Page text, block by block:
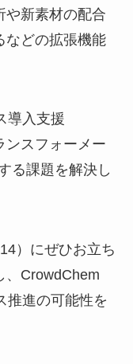
新素材の配合
などの拡張機能
導入支援
スフォーメー
る課題を解決し
）にぜひお立ち
、CrowdChem
推進の可能性を